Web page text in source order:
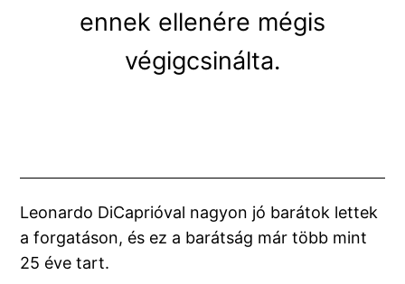
ennek ellenére mégis
végigcsinálta.
Leonardo DiCaprióval nagyon jó barátok lettek
a forgatáson, és ez a barátság már több mint
25 éve tart.